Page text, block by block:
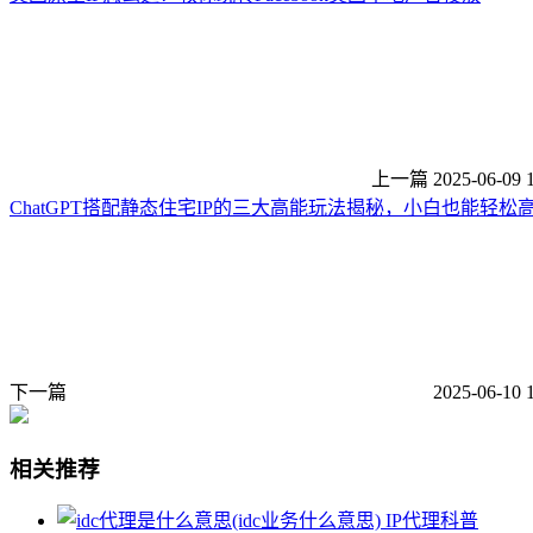
上一篇 2025-06-09
ChatGPT搭配静态住宅IP的三大高能玩法揭秘，小白也能轻松
下一篇 2025-06-10
相关推荐
IP代理科普